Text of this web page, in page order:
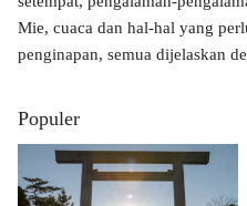
Mie, cuaca dan hal-hal yang
penginapan, semua dijelaskan
Populer